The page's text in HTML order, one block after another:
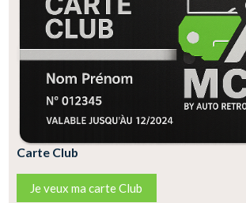
Carte Club
Je veux ma carte Club